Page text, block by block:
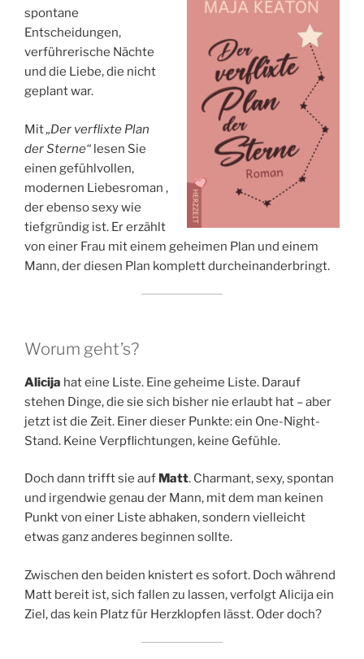
spontane
Entscheidungen,
verführerische Nächte
und die Liebe, die nicht
geplant war.
Mit„Der verflixte Plan
der Sterne“ lesen Sie
einen gefühlvollen,
modernen Liebesroman ,
der ebenso sexy wie
tiefgründig ist. Er erzählt
von einer Frau mit einem geheimen Plan und einem
Mann, der diesen Plan komplett durcheinanderbringt.
Worum geht’s?
Alicija hat eine Liste. Eine geheime Liste. Darauf
stehen Dinge, die sie sich bisher nie erlaubt hat – aber
jetzt ist die Zeit. Einer dieser Punkte: ein One-Night-
Stand. Keine Verpflichtungen, keine Gefühle.
Doch dann trifft sie auf Matt. Charmant, sexy, spontan
und irgendwie genau der Mann, mit dem man keinen
Punkt von einer Liste abhaken, sondern vielleicht
etwas ganz anderes beginnen sollte.
Zwischen den beiden knistert es sofort. Doch während
Matt bereit ist, sich fallen zu lassen, verfolgt Alicija ein
Ziel, das kein Platz für Herzklopfen lässt. Oder doch?